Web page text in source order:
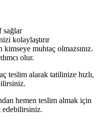
sağlar
kolaylaştırır
muhtaç olmazsınız.
olur.
teslim alarak tatilinize hızlı,
hemen teslim almak için
edebilirsiniz.